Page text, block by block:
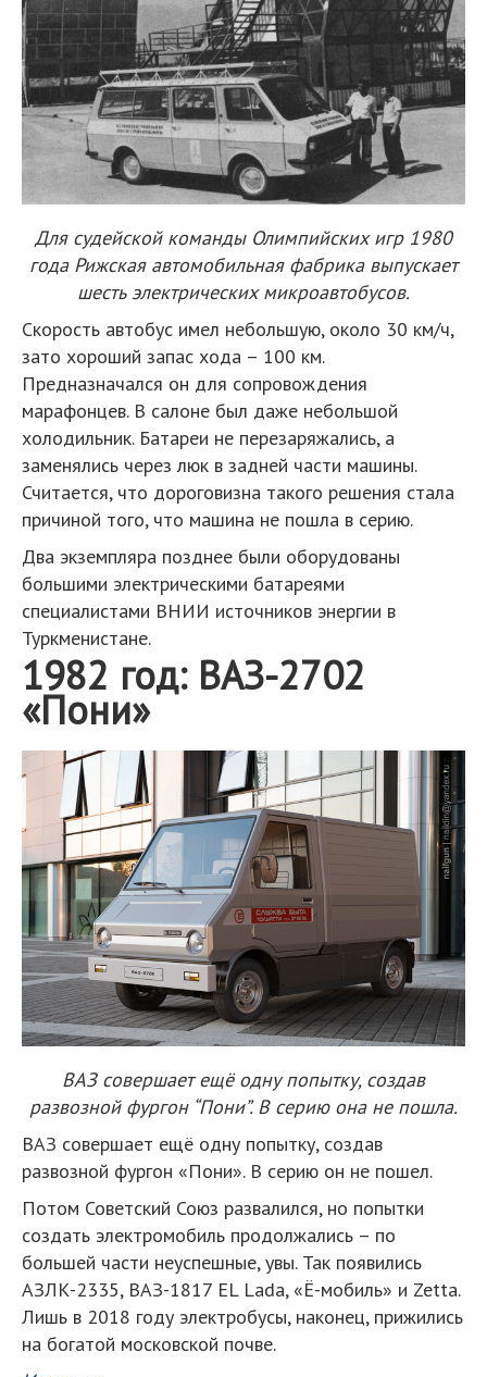
Для судейской команды Олимпийских игр 1980
года Рижская автомобильная фабрика выпускает
шесть электрических микроавтобусов.
Скорость автобус имел небольшую, около 30 км/ч,
зато хороший запас хода – 100 км.
Предназначался он для сопровождения
марафонцев. В салоне был даже небольшой
холодильник. Батареи не перезаряжались, а
заменялись через люк в задней части машины.
Считается, что дороговизна такого решения стала
причиной того, что машина не пошла в серию.
Два экземпляра позднее были оборудованы
большими электрическими батареями
специалистами ВНИИ источников энергии в
Туркменистане.
1982 год: ВАЗ-2702
«Пони»
ВАЗ совершает ещё одну попытку, создав
развозной фургон “Пони”. В серию она не пошла.
ВАЗ совершает ещё одну попытку, создав
развозной фургон «Пони». В серию он не пошел.
Потом Советский Союз развалился, но попытки
создать электромобиль продолжались – по
большей части неуспешные, увы. Так появились
АЗЛК-2335, ВАЗ-1817 EL Lada, «Ё-мобиль» и Zetta.
Лишь в 2018 году электробусы, наконец, прижились
на богатой московской почве.